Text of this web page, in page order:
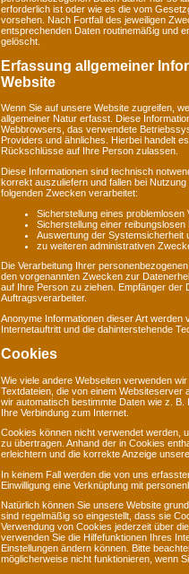
erforderlich ist oder wie es die vom
vorsehen. Nach Fortfall des jeweiligen
entsprechenden Daten routinemäßig und
gelöscht.
Erfassung allgemeiner
Website
Wenn Sie auf unsere Website zugreifen,
allgemeiner Natur erfasst. Diese
Webbrowsers, das verwendete
Providers und ähnliches. Hierbei handelt
Rückschlüsse auf Ihre Person zulassen.
Diese Informationen sind technisch
korrekt auszuliefern und fallen bei
folgenden Zwecken verarbeitet:
Sicherstellung eines problemlosen
Sicherstellung einer reibungslosen
Auswertung der Systemsicherheit
zu weiteren administrativen
Die Verarbeitung Ihrer
den vorgenannten Zwecken zur
auf Ihre Person zu ziehen. Empfänger der
Auftragsverarbeiter.
Anonyme Informationen dieser Art
Internetauftritt und die dahinterstehende
Cookies
Wie viele andere Webseiten verwenden
Textdateien, die von einem
wir automatisch bestimmte Daten wie z.
Ihre Verbindung zum Internet.
Cookies können nicht verwendet werden,
zu übertragen. Anhand der in Cookies
erleichtern und die korrekte Anzeige
In keinem Fall werden die von uns
Einwilligung eine Verknüpfung mit
Natürlich können Sie unsere Website
sind regelmäßig so eingestellt, dass sie
Verwendung von Cookies jederzeit über
verwenden Sie die Hilfefunktionen Ihres
Einstellungen ändern können. Bitte
möglicherweise nicht funktionieren, wenn